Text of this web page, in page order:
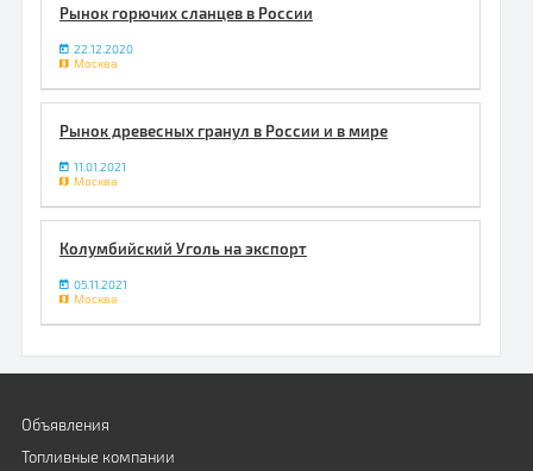
Рынок горючих сланцев в России
22.12.2020
Москва
Рынок древесных гранул в России и в мире
11.01.2021
Москва
Колумбийский Уголь на экспорт
05.11.2021
Москва
Объявления
Топливные компании